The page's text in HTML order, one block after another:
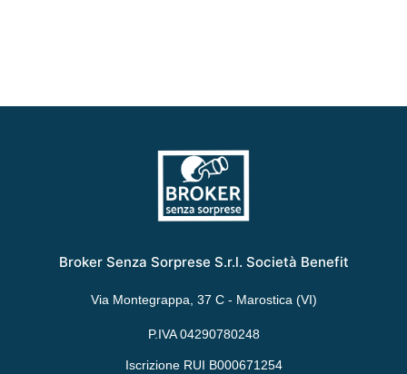
Broker Senza Sorprese S.r.l. Società Benefit
Via Montegrappa, 37 C - Marostica (VI)
P.IVA 04290780248
Iscrizione RUI B000671254